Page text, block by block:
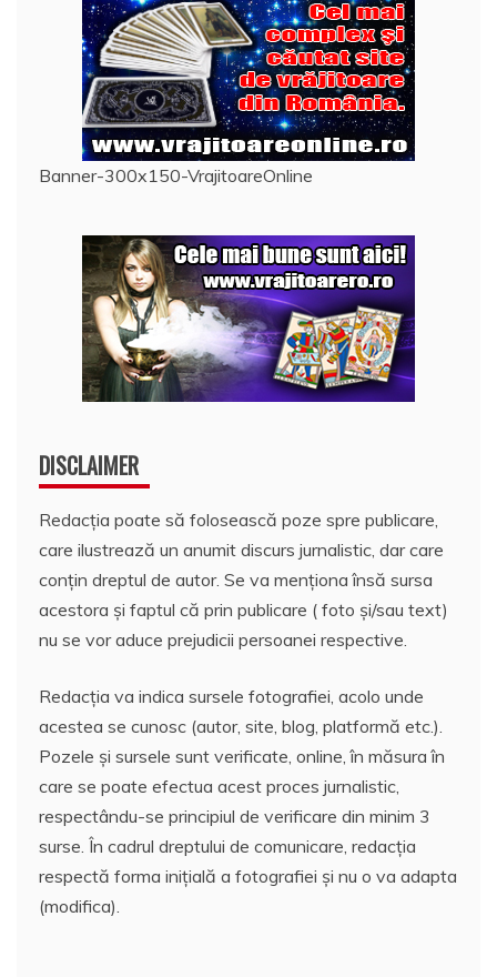
Banner-300x150-VrajitoareOnline
DISCLAIMER
Redacția poate să folosească poze spre publicare,
care ilustrează un anumit discurs jurnalistic, dar care
conțin dreptul de autor. Se va menționa însă sursa
acestora și faptul că prin publicare ( foto și/sau text)
nu se vor aduce prejudicii persoanei respective.
Redacția va indica sursele fotografiei, acolo unde
acestea se cunosc (autor, site, blog, platformă etc.).
Pozele și sursele sunt verificate, online, în măsura în
care se poate efectua acest proces jurnalistic,
respectându-se principiul de verificare din minim 3
surse. În cadrul dreptului de comunicare, redacția
respectă forma inițială a fotografiei și nu o va adapta
(modifica).